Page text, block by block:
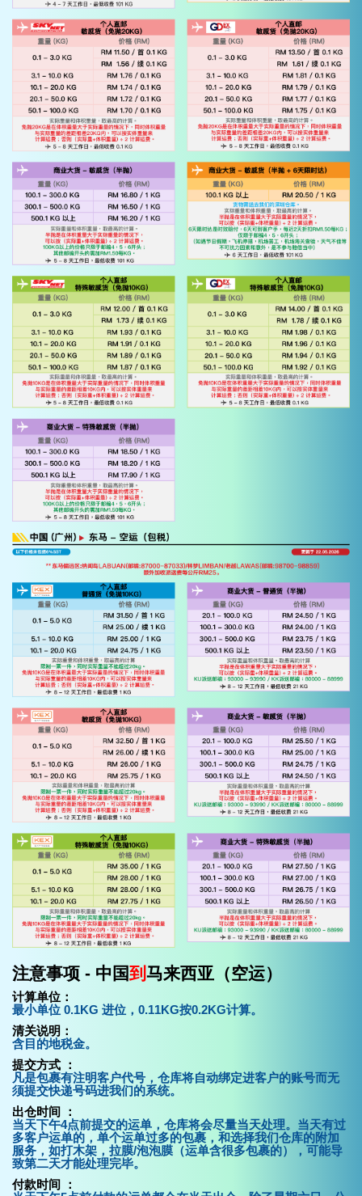
注意事项 - 中国到 马来西亚（空运）
计算单位：
最小单位 0.1KG 进位，0.11KG按0.2KG计算。
清关说明：
含目的地税金。
提交方式 ：
凡是包裹有注明客户代号，仓库将自动绑定进客户的账号而无
须提交快递号码进我们的系统。
出仓时间 ：
当天下午4点前提交的运单，仓库将会尽量当天处理。当天有过
多客户运单的，单个运单过多的包裹，和选择我们仓库的附加
服务，如打木架，拉膜/泡泡膜（运单含很多包裹的），可能导
致第二天才能处理完毕。
付款时间 ：